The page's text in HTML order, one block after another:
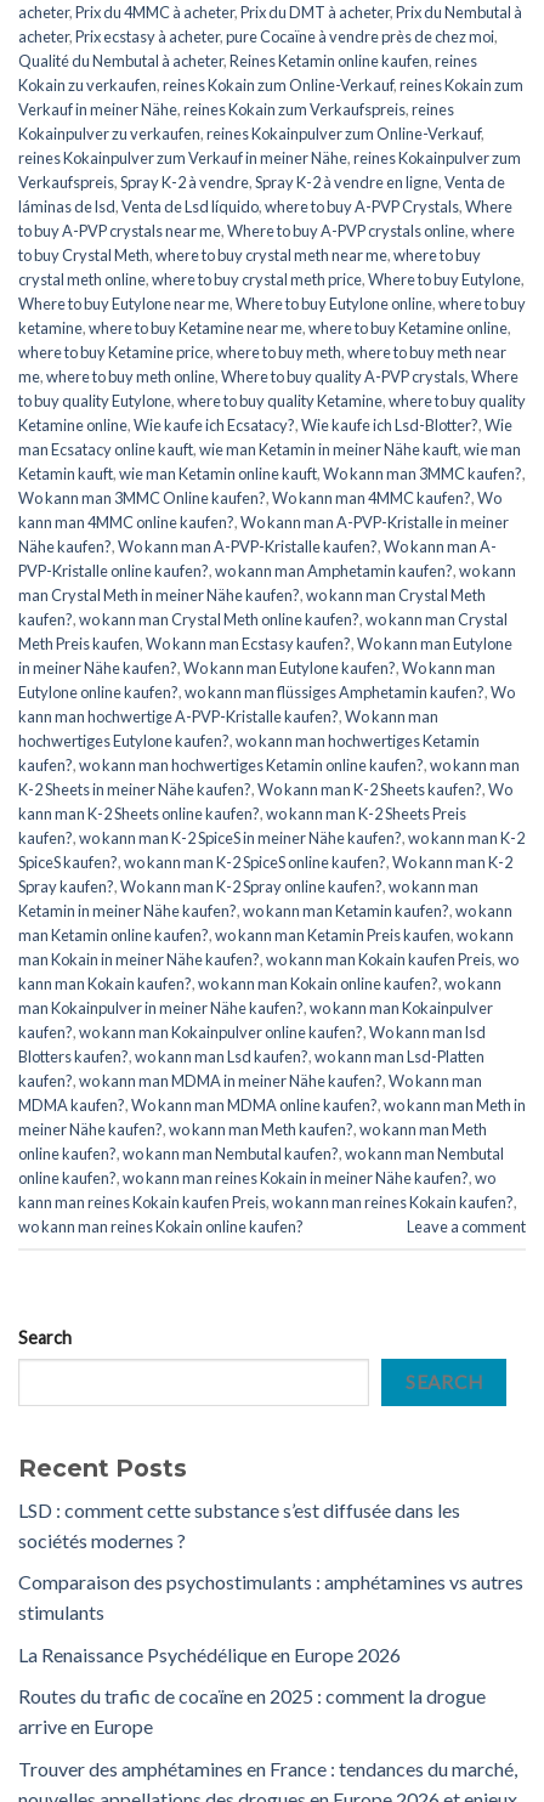
acheter,Prix du 4MMC à acheter,Prix du DMT à acheter,Prix du Nembutal à
acheter,Prix ecstasy à acheter,pure Cocaïne à vendre près de chez moi,
Qualité du Nembutal à acheter,Reines Ketamin online kaufen,reines
Kokain zu verkaufen,reines Kokain zum Online-Verkauf,reines Kokain zum
Verkauf in meiner Nähe,reines Kokain zum Verkaufspreis,reines
Kokainpulver zu verkaufen,reines Kokainpulver zum Online-Verkauf,
reines Kokainpulver zum Verkauf in meiner Nähe,reines Kokainpulver zum
Verkaufspreis,Spray K-2 à vendre,Spray K-2 à vendre en ligne,Venta de
láminas de lsd,Venta de Lsd líquido,where to buy A-PVP Crystals,Where
to buy A-PVP crystals near me,Where to buy A-PVP crystals online,where
to buy Crystal Meth,where to buy crystal meth near me,where to buy
crystal meth online,where to buy crystal meth price,Where to buy Eutylone,
Where to buy Eutylone near me,Where to buy Eutylone online,where to buy
ketamine,where to buy Ketamine near me,where to buy Ketamine online,
where to buy Ketamine price,where to buy meth,where to buy meth near
me,where to buy meth online,Where to buy quality A-PVP crystals,Where
to buy quality Eutylone,where to buy quality Ketamine,where to buy quality
Ketamine online,Wie kaufe ich Ecsatacy?,Wie kaufe ich Lsd-Blotter?,Wie
man Ecsatacy online kauft,wie man Ketamin in meiner Nähe kauft,wie man
Ketamin kauft,wie man Ketamin online kauft,Wo kann man 3MMC kaufen?,
Wo kann man 3MMC Online kaufen?,Wo kann man 4MMC kaufen?,Wo
kann man 4MMC online kaufen?,Wo kann man A-PVP-Kristalle in meiner
Nähe kaufen?,Wo kann man A-PVP-Kristalle kaufen?,Wo kann man A-
PVP-Kristalle online kaufen?,wo kann man Amphetamin kaufen?,wo kann
man Crystal Meth in meiner Nähe kaufen?,wo kann man Crystal Meth
kaufen?,wo kann man Crystal Meth online kaufen?,wo kann man Crystal
Meth Preis kaufen,Wo kann man Ecstasy kaufen?,Wo kann man Eutylone
in meiner Nähe kaufen?,Wo kann man Eutylone kaufen?,Wo kann man
Eutylone online kaufen?,wo kann man flüssiges Amphetamin kaufen?,Wo
kann man hochwertige A-PVP-Kristalle kaufen?,Wo kann man
hochwertiges Eutylone kaufen?,wo kann man hochwertiges Ketamin
kaufen?,wo kann man hochwertiges Ketamin online kaufen?,wo kann man
K-2 Sheets in meiner Nähe kaufen?,Wo kann man K-2 Sheets kaufen?,Wo
kann man K-2 Sheets online kaufen?,wo kann man K-2 Sheets Preis
kaufen?,wo kann man K-2 SpiceS in meiner Nähe kaufen?,wo kann man K-2
SpiceS kaufen?,wo kann man K-2 SpiceS online kaufen?,Wo kann man K-2
Spray kaufen?,Wo kann man K-2 Spray online kaufen?,wo kann man
Ketamin in meiner Nähe kaufen?,wo kann man Ketamin kaufen?,wo kann
man Ketamin online kaufen?,wo kann man Ketamin Preis kaufen,wo kann
man Kokain in meiner Nähe kaufen?,wo kann man Kokain kaufen Preis,wo
kann man Kokain kaufen?,wo kann man Kokain online kaufen?,wo kann
man Kokainpulver in meiner Nähe kaufen?,wo kann man Kokainpulver
kaufen?,wo kann man Kokainpulver online kaufen?,Wo kann man lsd
Blotters kaufen?,wo kann man Lsd kaufen?,wo kann man Lsd-Platten
kaufen?,wo kann man MDMA in meiner Nähe kaufen?,Wo kann man
MDMA kaufen?,Wo kann man MDMA online kaufen?,wo kann man Meth in
meiner Nähe kaufen?,wo kann man Meth kaufen?,wo kann man Meth
online kaufen?,wo kann man Nembutal kaufen?,wo kann man Nembutal
online kaufen?,wo kann man reines Kokain in meiner Nähe kaufen?,wo
kann man reines Kokain kaufen Preis,wo kann man reines Kokain kaufen?,
wo kann man reines Kokain online kaufen?
Leave a comment
Search
SEARCH
Recent Posts
LSD : comment cette substance s’est diffusée dans les
sociétés modernes ?
Comparaison des psychostimulants : amphétamines vs autres
stimulants
La Renaissance Psychédélique en Europe 2026
Routes du trafic de cocaïne en 2025 : comment la drogue
arrive en Europe
Trouver des amphétamines en France : tendances du marché,